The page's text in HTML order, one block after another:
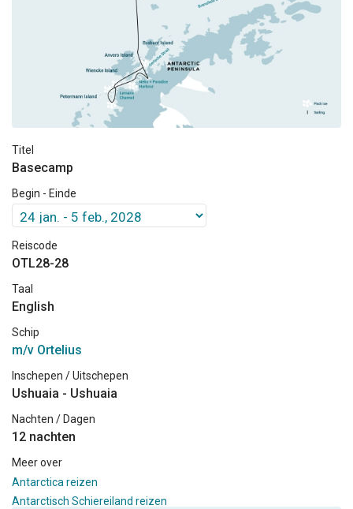
Titel
Basecamp
Begin - Einde
Reiscode
OTL28-28
Taal
English
Schip
m/v Ortelius
Inschepen / Uitschepen
Ushuaia - Ushuaia
Nachten / Dagen
12 nachten
Meer over
Antarctica reizen
Antarctisch Schiereiland reizen